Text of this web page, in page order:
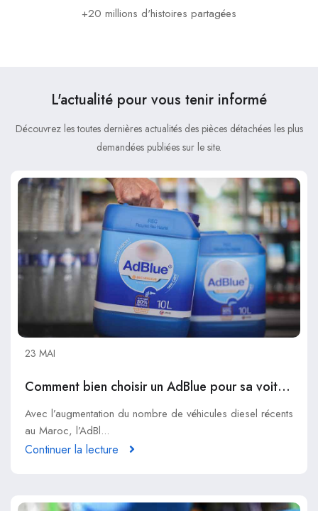
+20 millions d'histoires partagées
L'actualité pour vous tenir informé
Découvrez les toutes dernières actualités des pièces détachées les plus
demandées publiées sur le site.
23 MAI
Comment bien choisir un AdBlue pour sa voiture en 2026 au Maroc
Avec l’augmentation du nombre de véhicules diesel récents
au Maroc, l’AdBl...
Continuer la lecture